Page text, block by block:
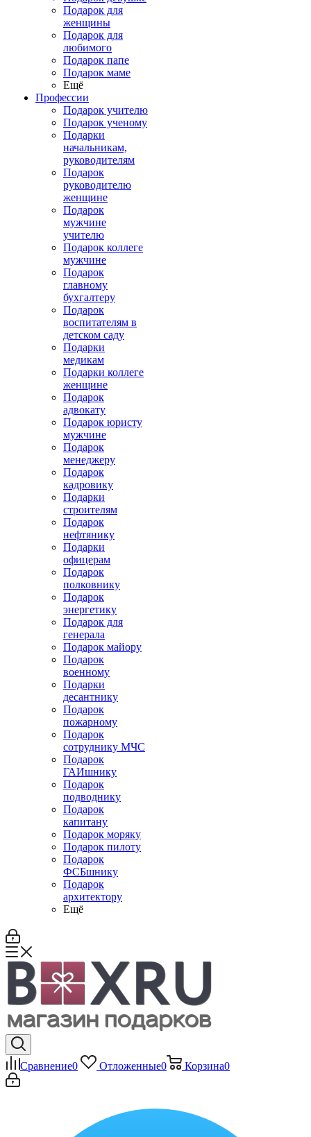
Подарок для
женщины
Подарок для
любимого
Подарок папе
Подарок маме
Ещё
Профессии
Подарок учителю
Подарок ученому
Подарки
начальникам,
руководителям
Подарок
руководителю
женщине
Подарок
мужчине
учителю
Подарок коллеге
мужчине
Подарок
главному
бухгалтеру
Подарок
воспитателям в
детском саду
Подарки
медикам
Подарки коллеге
женщине
Подарок
адвокату
Подарок юристу
мужчине
Подарок
менеджеру
Подарок
кадровику
Подарки
строителям
Подарок
нефтянику
Подарки
офицерам
Подарок
полковнику
Подарок
энергетику
Подарок для
генерала
Подарок майору
Подарок
военному
Подарки
десантнику
Подарок
пожарному
Подарок
сотруднику МЧС
Подарок
ГАИшнику
Подарок
подводнику
Подарок
капитану
Подарок моряку
Подарок пилоту
Подарок
ФСБшнику
Подарок
архитектору
Ещё
Сравнение0 Отложенные0 Корзина0